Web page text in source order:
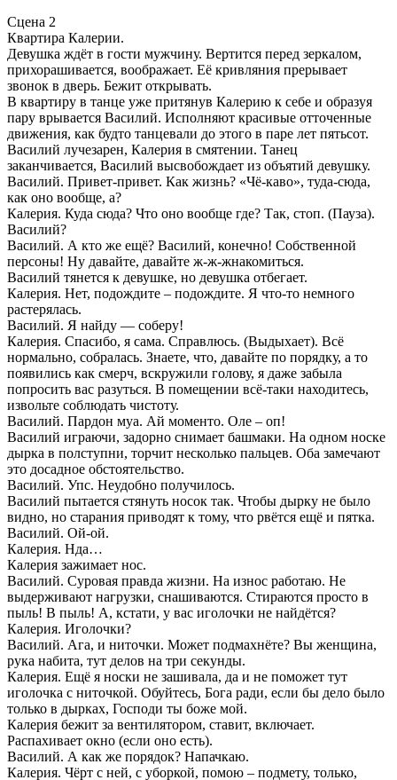
Сцена 2
Квартира Калерии.
Девушка ждёт в гости мужчину. Вертится перед зеркалом,
прихорашивается, воображает. Её кривляния прерывает
звонок в дверь. Бежит открывать.
В квартиру в танце уже притянув Калерию к себе и образуя
пару врывается Василий. Исполняют красивые отточенные
движения, как будто танцевали до этого в паре лет пятьсот.
Василий лучезарен, Калерия в смятении. Танец
заканчивается, Василий высвобождает из объятий девушку.
Василий. Привет-привет. Как жизнь? «Чё-каво», туда-сюда,
как оно вообще, а?
Калерия. Куда сюда? Что оно вообще где? Так, стоп. (Пауза).
Василий?
Василий. А кто же ещё? Василий, конечно! Собственной
персоны! Ну давайте, давайте ж-ж-жнакомиться.
Василий тянется к девушке, но девушка отбегает.
Калерия. Нет, подождите – подождите. Я что-то немного
растерялась.
Василий. Я найду — соберу!
Калерия. Спасибо, я сама. Справлюсь. (Выдыхает). Всё
нормально, собралась. Знаете, что, давайте по порядку, а то
появились как смерч, вскружили голову, я даже забыла
попросить вас разуться. В помещении всё-таки находитесь,
извольте соблюдать чистоту.
Василий. Пардон муа. Ай моменто. Оле – оп!
Василий играючи, задорно снимает башмаки. На одном носке
дырка в полступни, торчит несколько пальцев. Оба замечают
это досадное обстоятельство.
Василий. Упс. Неудобно получилось.
Василий пытается стянуть носок так. Чтобы дырку не было
видно, но старания приводят к тому, что рвётся ещё и пятка.
Василий. Ой-ой.
Калерия. Нда…
Калерия зажимает нос.
Василий. Суровая правда жизни. На износ работаю. Не
выдерживают нагрузки, снашиваются. Стираются просто в
пыль! В пыль! А, кстати, у вас иголочки не найдётся?
Калерия. Иголочки?
Василий. Ага, и ниточки. Может подмахнёте? Вы женщина,
рука набита, тут делов на три секунды.
Калерия. Ещё я носки не зашивала, да и не поможет тут
иголочка с ниточкой. Обуйтесь, Бога ради, если бы дело было
только в дырках, Господи ты боже мой.
Калерия бежит за вентилятором, ставит, включает.
Распахивает окно (если оно есть).
Василий. А как же порядок? Напачкаю.
Калерия. Чёрт с ней, с уборкой, помою – подмету, только,